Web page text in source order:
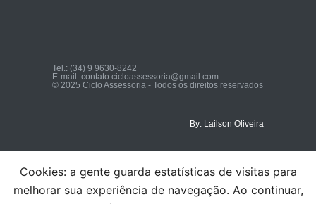
Tel.: (34) 9 9630-8242
E-mail: contato.cicloassessoria@gmail.com
© 2025 Ciclo Assessoria - Todos os direitos reservados
By: Lailson Oliveira
Cookies: a gente guarda estatísticas de visitas para
melhorar sua experiência de navegação. Ao continuar,